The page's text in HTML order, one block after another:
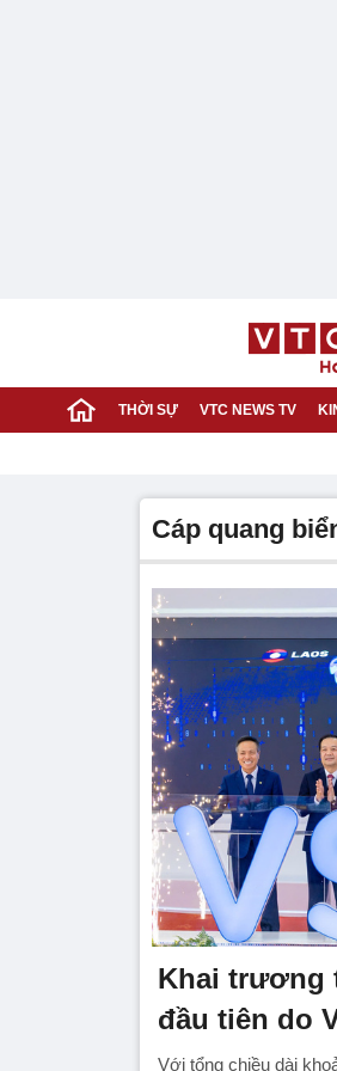
THỜI SỰ VTC NEWS TV
cáp quang
Khai trương
đầu tiên do
Với tổng chiều dài